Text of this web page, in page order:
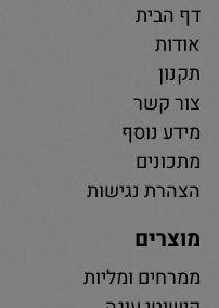
דף הבית
אודות
תקנון
צור קשר
מידע נוסף
מתכונים
הצהרת נגישות
מוצרים
ממרחים ומליות